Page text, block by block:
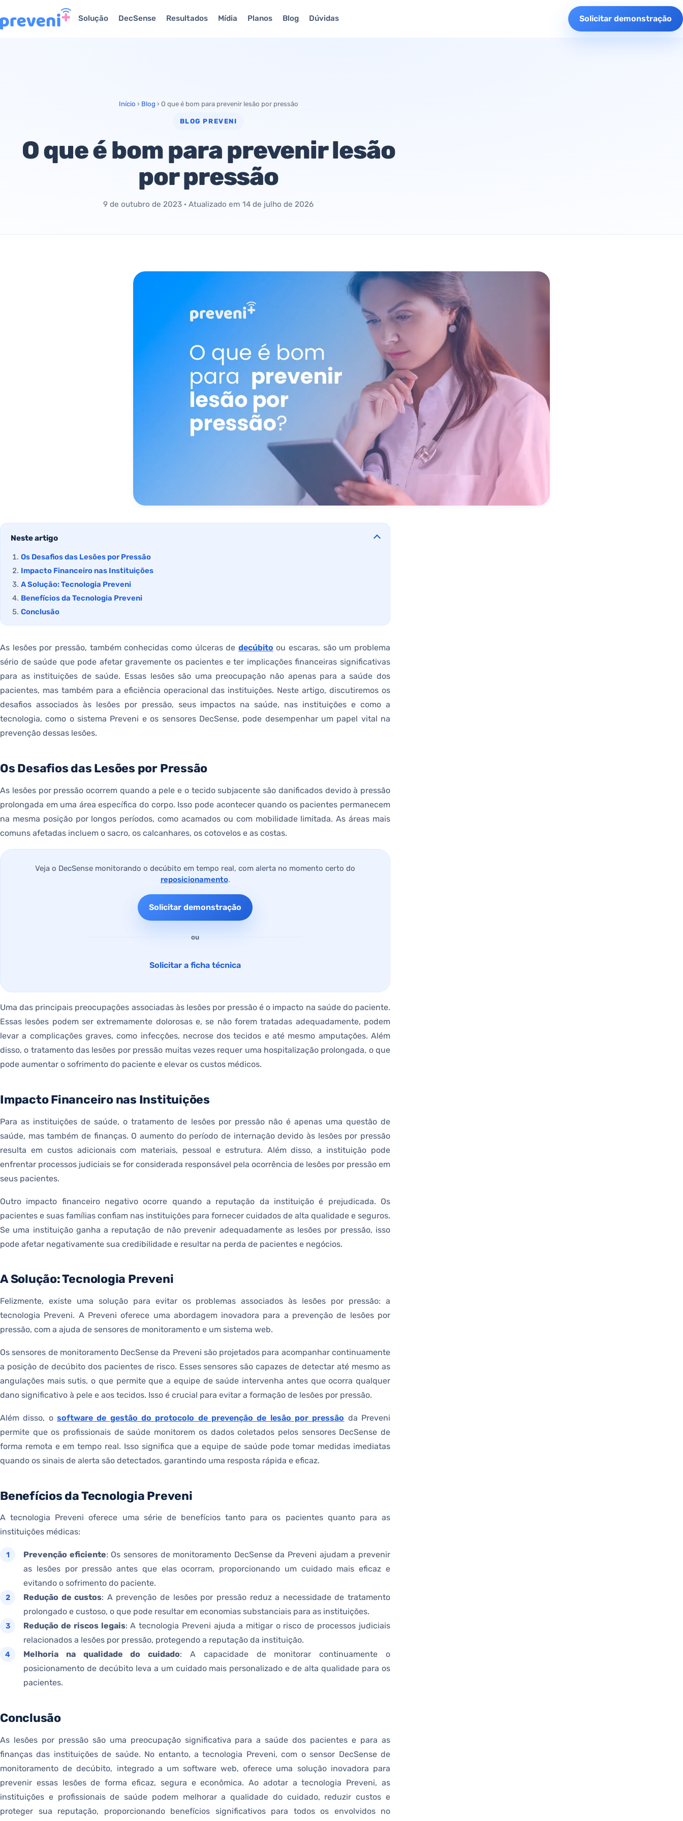
Solução DecSense Resultados Mídia Planos Blog Dúvidas Solicitar demonstração
Início › Blog › O que é bom para prevenir lesão por pressão
BLOG PREVENI
O que é bom para prevenir lesão
por pressão
9 de outubro de 2023 · Atualizado em 14 de julho de 2026
Neste artigo
Os Desafios das Lesões por Pressão
Impacto Financeiro nas Instituições
A Solução: Tecnologia Preveni
Benefícios da Tecnologia Preveni
Conclusão
As lesões por pressão, também conhecidas como úlceras de decúbito ou escaras, são um problema
sério de saúde que pode afetar gravemente os pacientes e ter implicações financeiras significativas
para as instituições de saúde. Essas lesões são uma preocupação não apenas para a saúde dos
pacientes, mas também para a eficiência operacional das instituições. Neste artigo, discutiremos os
desafios associados às lesões por pressão, seus impactos na saúde, nas instituições e como a
tecnologia, como o sistema Preveni e os sensores DecSense, pode desempenhar um papel vital na
prevenção dessas lesões.
Os Desafios das Lesões por Pressão
As lesões por pressão ocorrem quando a pele e o tecido subjacente são danificados devido à pressão
prolongada em uma área específica do corpo. Isso pode acontecer quando os pacientes permanecem
na mesma posição por longos períodos, como acamados ou com mobilidade limitada. As áreas mais
comuns afetadas incluem o sacro, os calcanhares, os cotovelos e as costas.
Veja o DecSense monitorando o decúbito em tempo real, com alerta no momento certo do
reposicionamento.
Solicitar demonstração
ou
Solicitar a ficha técnica
Uma das principais preocupações associadas às lesões por pressão é o impacto na saúde do paciente.
Essas lesões podem ser extremamente dolorosas e, se não forem tratadas adequadamente, podem
levar a complicações graves, como infecções, necrose dos tecidos e até mesmo amputações. Além
disso, o tratamento das lesões por pressão muitas vezes requer uma hospitalização prolongada, o que
pode aumentar o sofrimento do paciente e elevar os custos médicos.
Impacto Financeiro nas Instituições
Para as instituições de saúde, o tratamento de lesões por pressão não é apenas uma questão de
saúde, mas também de finanças. O aumento do período de internação devido às lesões por pressão
resulta em custos adicionais com materiais, pessoal e estrutura. Além disso, a instituição pode
enfrentar processos judiciais se for considerada responsável pela ocorrência de lesões por pressão em
seus pacientes.
Outro impacto financeiro negativo ocorre quando a reputação da instituição é prejudicada. Os
pacientes e suas famílias confiam nas instituições para fornecer cuidados de alta qualidade e seguros.
Se uma instituição ganha a reputação de não prevenir adequadamente as lesões por pressão, isso
pode afetar negativamente sua credibilidade e resultar na perda de pacientes e negócios.
A Solução: Tecnologia Preveni
Felizmente, existe uma solução para evitar os problemas associados às lesões por pressão: a
tecnologia Preveni. A Preveni oferece uma abordagem inovadora para a prevenção de lesões por
pressão, com a ajuda de sensores de monitoramento e um sistema web.
Os sensores de monitoramento DecSense da Preveni são projetados para acompanhar continuamente
a posição de decúbito dos pacientes de risco. Esses sensores são capazes de detectar até mesmo as
angulações mais sutis, o que permite que a equipe de saúde intervenha antes que ocorra qualquer
dano significativo à pele e aos tecidos. Isso é crucial para evitar a formação de lesões por pressão.
Além disso, o software de gestão do protocolo de prevenção de lesão por pressão da Preveni
permite que os profissionais de saúde monitorem os dados coletados pelos sensores DecSense de
forma remota e em tempo real. Isso significa que a equipe de saúde pode tomar medidas imediatas
quando os sinais de alerta são detectados, garantindo uma resposta rápida e eficaz.
Benefícios da Tecnologia Preveni
A tecnologia Preveni oferece uma série de benefícios tanto para os pacientes quanto para as
instituições médicas:
Prevenção eficiente: Os sensores de monitoramento DecSense da Preveni ajudam a prevenir
as lesões por pressão antes que elas ocorram, proporcionando um cuidado mais eficaz e
evitando o sofrimento do paciente.
Redução de custos: A prevenção de lesões por pressão reduz a necessidade de tratamento
prolongado e custoso, o que pode resultar em economias substanciais para as instituições.
Redução de riscos legais: A tecnologia Preveni ajuda a mitigar o risco de processos judiciais
relacionados a lesões por pressão, protegendo a reputação da instituição.
Melhoria na qualidade do cuidado: A capacidade de monitorar continuamente o
posicionamento de decúbito leva a um cuidado mais personalizado e de alta qualidade para os
pacientes.
Conclusão
As lesões por pressão são uma preocupação significativa para a saúde dos pacientes e para as
finanças das instituições de saúde. No entanto, a tecnologia Preveni, com o sensor DecSense de
monitoramento de decúbito, integrado a um software web, oferece uma solução inovadora para
prevenir essas lesões de forma eficaz, segura e econômica. Ao adotar a tecnologia Preveni, as
instituições e profissionais de saúde podem melhorar a qualidade do cuidado, reduzir custos e
proteger sua reputação, proporcionando benefícios significativos para todos os envolvidos no